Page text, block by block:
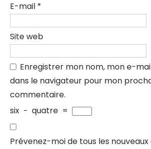
E-mail *
Site web
Enregistrer mon nom, mon e-
dans le navigateur pour mon
commentaire.
six − quatre =
Prévenez-moi de tous les